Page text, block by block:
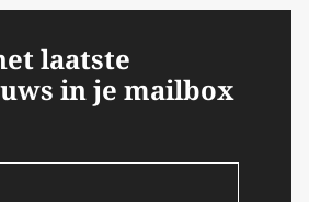
laatste
in je mailbox